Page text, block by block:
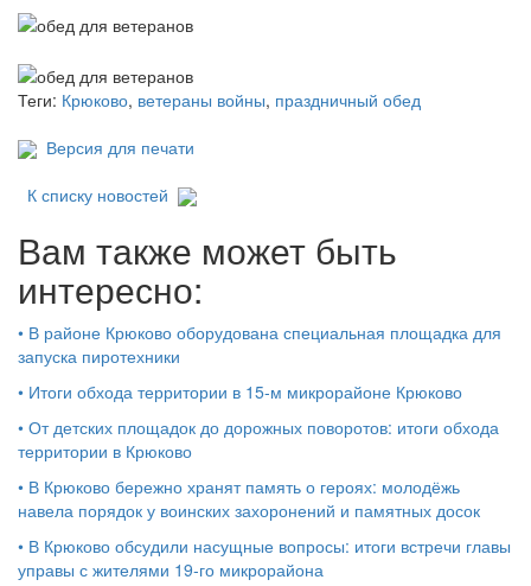
Теги: Крюково, ветераны войны, праздничный обед
Версия для печати
К списку новостей
Вам также может быть
интересно:
• В районе Крюково оборудована специальная площадка для
запуска пиротехники
• Итоги обхода территории в 15‑м микрорайоне Крюково
• От детских площадок до дорожных поворотов: итоги обхода
территории в Крюково
• В Крюково бережно хранят память о героях: молодёжь
навела порядок у воинских захоронений и памятных досок
• В Крюково обсудили насущные вопросы: итоги встречи главы
управы с жителями 19‑го микрорайона